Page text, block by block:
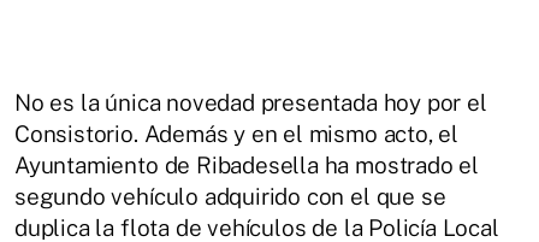
No es la única novedad presentada hoy por el
Consistorio. Además y en el mismo acto, el
Ayuntamiento de Ribadesella ha mostrado el
segundo vehículo adquirido con el que se
duplica la flota de vehículos de la Policía Local